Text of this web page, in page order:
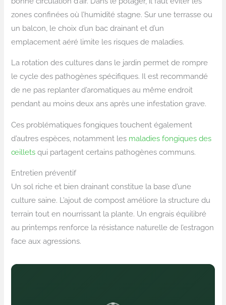
zones confinées où l’humidité stagne. Sur une terrasse ou
un balcon, le choix d’un bac drainant et d’un
emplacement aéré limite les risques de maladies.
La rotation des cultures dans le jardin permet de rompre
le cycle des pathogènes spécifiques. Il est recommandé
de ne pas replanter d’aromatiques au même endroit
pendant au moins deux ans après une infestation grave.
Ces problématiques fongiques touchent également
d’autres espèces, notamment les maladies fongiques des
œillets qui partagent certains pathogènes communs.
Entretien préventif
Un sol riche et bien drainant constitue la base d’une
culture saine. L’ajout de compost améliore la structure du
terrain tout en nourrissant la plante. Un engrais équilibré
au printemps renforce la résistance naturelle de l’estragon
face aux agressions.